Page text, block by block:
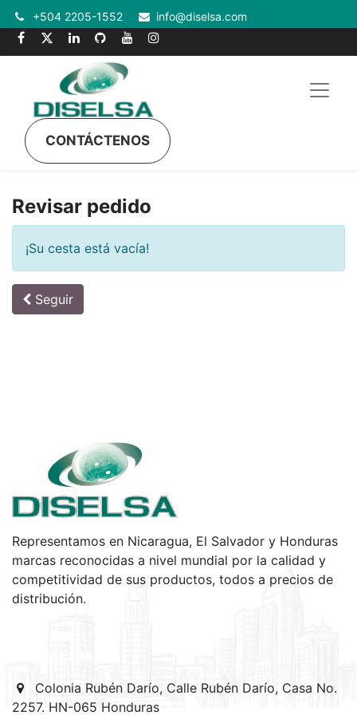
+504 2205-1552 info@diselsa.com
CONTÁCTENOS
Revisar pedido
¡Su cesta está vacía!
Seguir
Representamos en Nicaragua, El Salvador y Honduras
marcas reconocidas a nivel mundial por la calidad y
competitividad de sus productos, todos a precios de
distribución.
Colonia Rubén Darío, Calle Rubén Darío, Casa No.
2257. HN-065 Honduras